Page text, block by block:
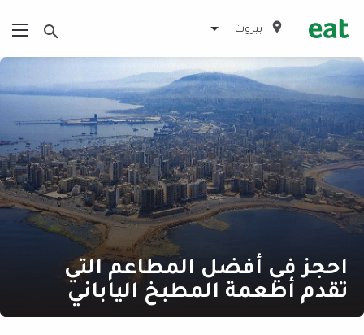
بيروت
احجز في أفضل المطاعم التي
تقدم أطعمة المطبخ الياباني